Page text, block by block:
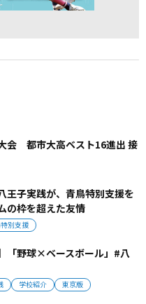
会 都市大高ベスト16進出 接
王子実践が、青鳥特別支援を
の枠を超えた友情
別支援
「野球×ベースボール」#八
学校紹介 東京版